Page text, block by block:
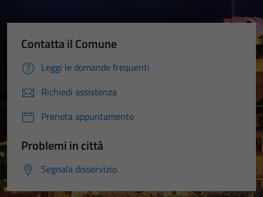
Contatta il Comune
Leggi le domande frequenti
Richiedi assistenza
Prenota appuntamento
Problemi in città
Segnala disservizio